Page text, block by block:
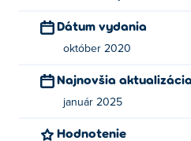
Dátum vydania
október 2020
Najnovšia aktualizácia
január 2025
Hodnotenie